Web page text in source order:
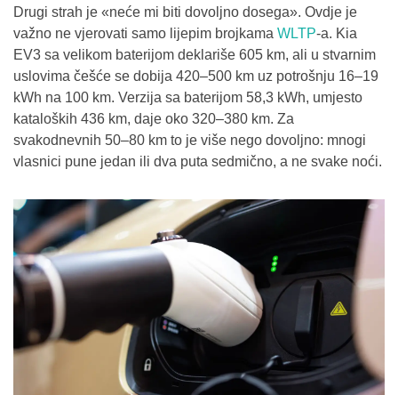
Drugi strah je «neće mi biti dovoljno dosega». Ovdje je
važno ne vjerovati samo lijepim brojkama WLTP-a. Kia
EV3 sa velikom baterijom deklariše 605 km, ali u stvarnim
uslovima češće se dobija 420–500 km uz potrošnju 16–19
kWh na 100 km. Verzija sa baterijom 58,3 kWh, umjesto
kataloških 436 km, daje oko 320–380 km. Za
svakodnevnih 50–80 km to je više nego dovoljno: mnogi
vlasnici pune jedan ili dva puta sedmično, a ne svake noći.